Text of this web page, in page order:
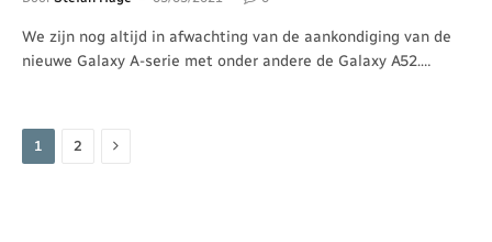
We zijn nog altijd in afwachting van de aankondiging van de
nieuwe Galaxy A-serie met onder andere de Galaxy A52.…
1 2 Volgende